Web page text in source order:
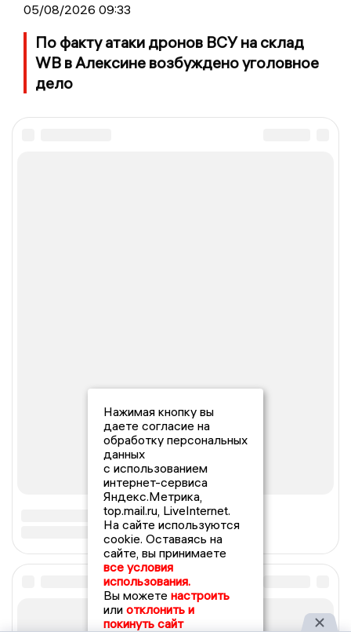
05/08/2026 09:33
По факту атаки дронов ВСУ на склад
WB в Алексине возбуждено уголовное
дело
Нажимая кнопку вы
даете согласие на
обработку персональных
данных
с использованием
интернет-сервиса
Яндекс.Метрика,
top.mail.ru, LiveInternet.
На сайте используются
cookie. Оставаясь на
сайте, вы принимаете
все условия
использования.
Вы можете настроить
или отклонить и
покинуть сайт